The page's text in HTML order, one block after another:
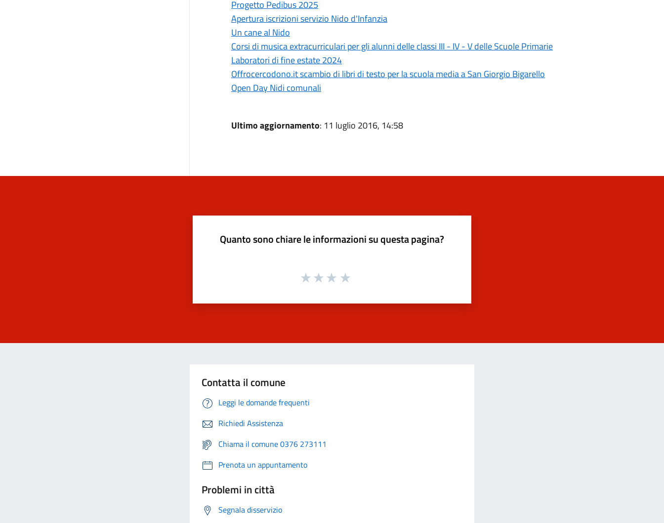
Progetto Pedibus 2025
Apertura iscrizioni servizio Nido d'Infanzia
Un cane al Nido
Corsi di musica extracurriculari per gli alunni delle classi III - IV - V delle Scuole Primarie
Laboratori di fine estate 2024
Offrocercodono.it scambio di libri di testo per la scuola media a San Giorgio Bigarello
Open Day Nidi comunali
Ultimo aggiornamento: 11 luglio 2016, 14:58
Quanto sono chiare le informazioni su questa pagina?
Contatta il comune
Leggi le domande frequenti
Richiedi Assistenza
Chiama il comune 0376 273111
Prenota un appuntamento
Problemi in città
Segnala disservizio